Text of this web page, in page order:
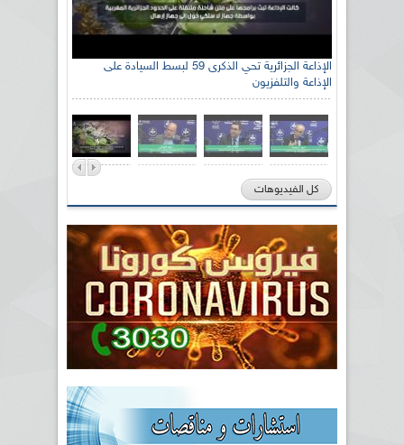
الإذاعة الجزائرية تحي الذكرى 59 لبسط السيادة على
الإذاعة والتلفزيون
كل الفيديوهات